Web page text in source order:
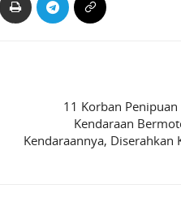
11 Korban
Kendaraan
Kendaraannya, Diserahkan